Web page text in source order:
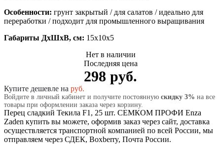
Особенности: грунт закрытый / для салатов / идеально для
переработки / подходит для промышленного выращивания
Габариты ДхШхВ, см: 15x10x5
Нет в наличии
Последняя цена
298 руб.
Купите дешевле на руб.
Войдите в личный кабинет и получите постоянную скидку 3% на все
товары при оформлении заказа через корзину.
Перец сладкий Текила F1, 25 шт. СЕМКОМ ПРОФИ Enza
Zaden купить вы можете, оформив заказ через сайт, доставка
осуществляется транспортной компанией по всей России, мы
отправляем через СДЕК, Boxberry, Почта России.